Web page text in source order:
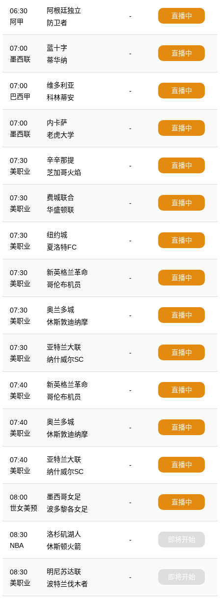
06:30
阿甲
阿根廷独立
-
防卫者
直播中
07:00
墨西联
蓝十字
-
蒂华纳
直播中
07:00
巴西甲
维多利亚
-
科林蒂安
直播中
07:00
墨西联
内卡萨
-
老虎大学
直播中
07:30
美职业
辛辛那提
-
芝加哥火焰
直播中
07:30
美职业
费城联合
-
华盛顿联
直播中
07:30
美职业
纽约城
-
夏洛特FC
直播中
07:30
美职业
新英格兰革命
-
哥伦布机员
直播中
07:30
美职业
奥兰多城
-
休斯敦迪纳摩
直播中
07:30
美职业
亚特兰大联
-
纳什威尔SC
直播中
07:40
美职业
新英格兰革命
-
哥伦布机员
直播中
07:40
美职业
奥兰多城
-
休斯敦迪纳摩
直播中
07:40
美职业
亚特兰大联
-
纳什威尔SC
直播中
08:00
世女美预
墨西哥女足
-
波多黎各女足
直播中
08:30
NBA
洛杉矶湖人
-
休斯顿火箭
即将开始
08:30
美职业
明尼苏达联
-
波特兰伐木者
即将开始